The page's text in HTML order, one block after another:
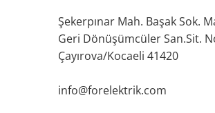
Şekerpınar Mah. Başak Sok.
Geri Dönüşümcüler San.Sit.
Çayırova/Kocaeli 41420
info@forelektrik.com